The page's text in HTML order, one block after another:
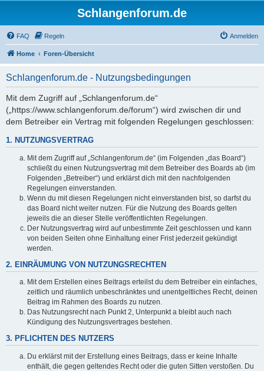
Schlangenforum.de
FAQ Regeln Anmelden
Home Foren-Übersicht
Schlangenforum.de - Nutzungsbedingungen
Mit dem Zugriff auf „Schlangenforum.de“
(„https://www.schlangenforum.de/forum“) wird zwischen dir und
dem Betreiber ein Vertrag mit folgenden Regelungen geschlossen:
1. NUTZUNGSVERTRAG
Mit dem Zugriff auf „Schlangenforum.de“ (im Folgenden „das Board“)
schließt du einen Nutzungsvertrag mit dem Betreiber des Boards ab (im
Folgenden „Betreiber“) und erklärst dich mit den nachfolgenden
Regelungen einverstanden.
Wenn du mit diesen Regelungen nicht einverstanden bist, so darfst du
das Board nicht weiter nutzen. Für die Nutzung des Boards gelten
jeweils die an dieser Stelle veröffentlichten Regelungen.
Der Nutzungsvertrag wird auf unbestimmte Zeit geschlossen und kann
von beiden Seiten ohne Einhaltung einer Frist jederzeit gekündigt
werden.
2. EINRÄUMUNG VON NUTZUNGSRECHTEN
Mit dem Erstellen eines Beitrags erteilst du dem Betreiber ein einfaches,
zeitlich und räumlich unbeschränktes und unentgeltliches Recht, deinen
Beitrag im Rahmen des Boards zu nutzen.
Das Nutzungsrecht nach Punkt 2, Unterpunkt a bleibt auch nach
Kündigung des Nutzungsvertrages bestehen.
3. PFLICHTEN DES NUTZERS
Du erklärst mit der Erstellung eines Beitrags, dass er keine Inhalte
enthält, die gegen geltendes Recht oder die guten Sitten verstoßen. Du